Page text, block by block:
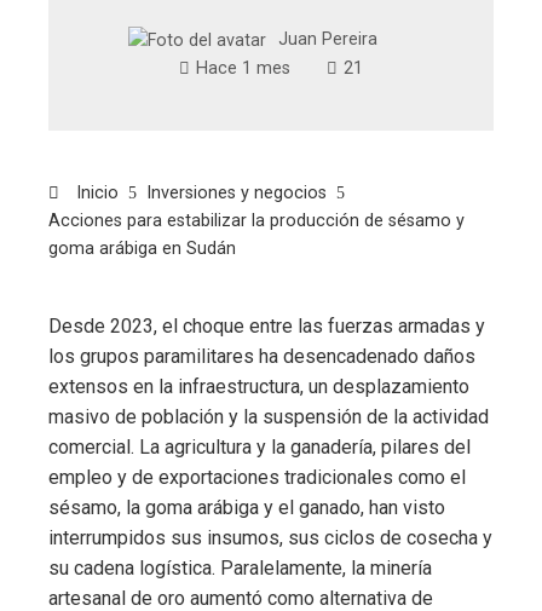
Juan Pereira
Hace 1 mes
21
Inicio
Inversiones y negocios
Acciones para estabilizar la producción de sésamo y
goma arábiga en Sudán
Desde 2023, el choque entre las fuerzas armadas y
los grupos paramilitares ha desencadenado daños
extensos en la infraestructura, un desplazamiento
masivo de población y la suspensión de la actividad
comercial. La agricultura y la ganadería, pilares del
empleo y de exportaciones tradicionales como el
sésamo, la goma arábiga y el ganado, han visto
interrumpidos sus insumos, sus ciclos de cosecha y
su cadena logística. Paralelamente, la minería
artesanal de oro aumentó como alternativa de